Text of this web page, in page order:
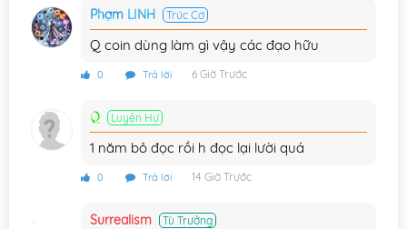
Chương 450
Chương 449
Chương 447
Phạm LINH Trúc Cơ
Q coin dùng làm gì vậy các đạo hữu
0 Trả lời 6 Giờ Trước
Q Luyện Hư
1 năm bỏ đọc rồi h đọc lại lười quá
0 Trả lời 14 Giờ Trước
Surrealism Tù Trưởng